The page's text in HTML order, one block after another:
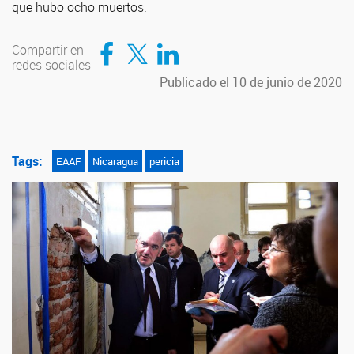
que hubo ocho muertos.
Compartir en
redes sociales
Compartir en Facebook
Compartir en TwitterCompartir en LinkedIn
Publicado el 10 de junio de 2020
Tags: EAAF Nicaragua pericia